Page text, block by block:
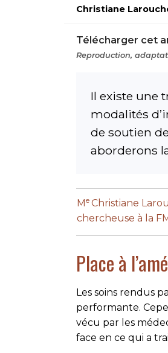
Christiane
Télécharger cet
Reproduction,
Il existe une
modalités
de soutien
aborderons
Me Christiane
chercheuse à la
Place à
Les soins rendus
performante.
vécu par les
face en ce qui a